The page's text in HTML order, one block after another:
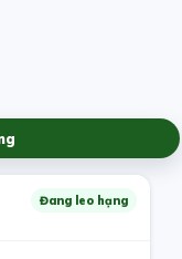
Đang leo hạng